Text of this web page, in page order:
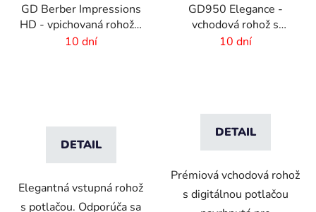
GD Berber Impressions
HD - vpichovaná rohož s
logom
10 dní
DETAIL
Elegantná vstupná rohož
s potlačou. Odporúča sa
GD950 Elegance -
vchodová rohož s
digitálnou potlačou - 6
10 dní
DETAIL
Prémiová vchodová rohož
s digitálnou potlačou